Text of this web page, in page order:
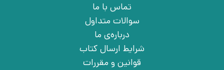
تماس با ما
سوالات متداول
درباره‌ی ما
شرایط ارسال کتاب
قوانین و مقررات